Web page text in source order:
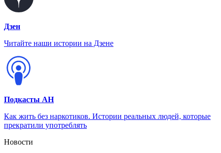
Дзен
Читайте наши истории на Дзене
Подкасты АН
Как жить без наркотиков. Истории реальных людей, которые
прекратили употреблять
Новости